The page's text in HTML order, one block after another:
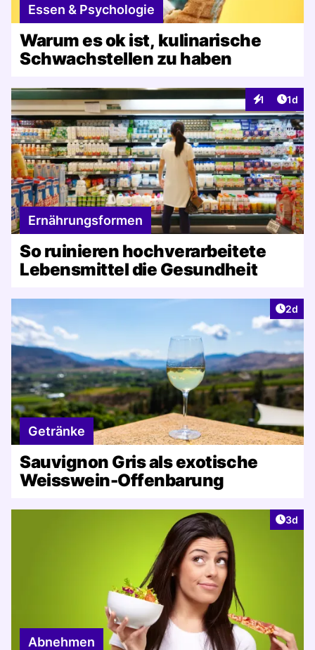
Essen & Psychologie
Warum es ok ist, kulinarische
Schwachstellen zu haben
1
Interaktionen
1d
Ernährungsformen
So ruinieren hochverarbeitete
Lebensmittel die Gesundheit
2d
Getränke
Sauvignon Gris als exotische
Weisswein-Offenbarung
3d
Abnehmen